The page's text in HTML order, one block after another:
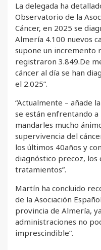
La delegada ha
Observatorio de la
Cáncer, en 2025 se
Almería 4.100 nuevos
supone un incremento
registraron 3.849.De
cáncer al día se han
el 2.025”.
“Actualmente – añade
se están enfrentando
mandarles mucho
supervivencia del
los últimos 40años y
diagnóstico precoz, los
tratamientos”.
Martín ha concluido
de la Asociación
provincia de Almería,
administraciones no
imprescindible”.